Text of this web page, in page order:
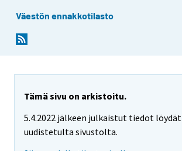
Väestön ennakkotilasto
Tämä sivu on arkistoitu.
5.4.2022 jälkeen julkaistut tiedot löydät
uudistetulta sivustolta.